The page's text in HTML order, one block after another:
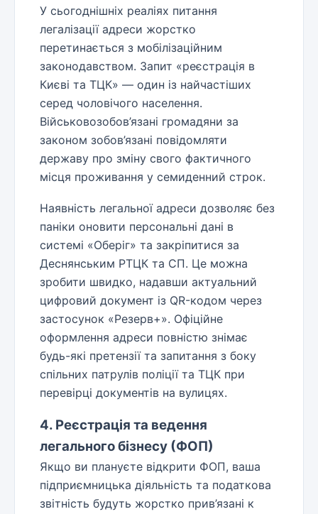
У сьогоднішніх реаліях питання
легалізації адреси жорстко
перетинається з мобілізаційним
законодавством. Запит «реєстрація в
Києві та ТЦК» — один із найчастіших
серед чоловічого населення.
Військовозобов’язані громадяни за
законом зобов’язані повідомляти
державу про зміну свого фактичного
місця проживання у семиденний строк.
Наявність легальної адреси дозволяє без
паніки оновити персональні дані в
системі «Оберіг» та закріпитися за
Деснянським РТЦК та СП. Це можна
зробити швидко, надавши актуальний
цифровий документ із QR-кодом через
застосунок «Резерв+». Офіційне
оформлення адреси повністю знімає
будь-які претензії та запитання з боку
спільних патрулів поліції та ТЦК при
перевірці документів на вулицях.
4. Реєстрація та ведення
легального бізнесу (ФОП)
Якщо ви плануєте відкрити ФОП, ваша
підприємницька діяльність та податкова
звітність будуть жорстко прив’язані к